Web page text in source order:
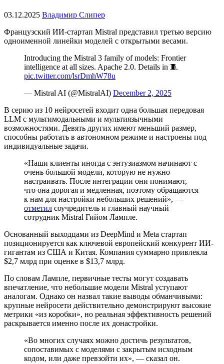
03.12.2025 Владимир Слипер
Французский ИИ-стартап Mistral представил третью версию
одноименной линейки моделей с открытыми весами.
Introducing the Mistral 3 family of models: Frontier
intelligence at all sizes. Apache 2.0. Details in 🧵
pic.twitter.com/lsrDmhW78u
— Mistral AI (@MistralAI) December 2, 2025
В серию из 10 нейросетей входит одна большая передовая
LLM с мультимодальными и мультиязычными
возможностями. Девять других имеют меньший размер,
способны работать в автономном режиме и настроены под
индивидуальные задачи.
«Наши клиенты иногда с энтузиазмом начинают с
очень большой модели, которую не нужно
настраивать. После интеграции они понимают,
что она дорогая и медленная, поэтому обращаются
к нам для настройки небольших решений», —
отметил соучредитель и главный научный
сотрудник Mistral Гийом Лампле.
Основанный выходцами из DeepMind и Meta стартап
позиционируется как ключевой европейский конкурент ИИ-
гигантам из США и Китая. Компания суммарно привлекла
$2,7 млрд при оценке в $13,7 млрд.
По словам Лампле, первичные тесты могут создавать
впечатление, что небольшие модели Mistral уступают
аналогам. Однако он назвал такие выводы обманчивыми:
крупные нейросети действительно демонстрируют высокие
метрики «из коробки», но реальная эффективность решений
раскрывается именно после их донастройки.
«Во многих случаях можно достичь результатов,
сопоставимых с моделями с закрытым исходным
кодом, или даже превзойти их», — сказал он.